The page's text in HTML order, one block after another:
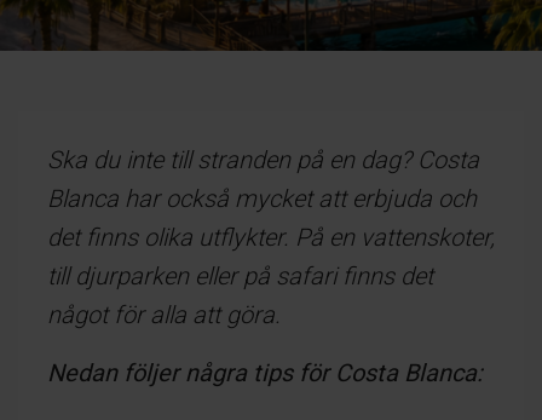
Ska du inte till stranden på en dag? Costa
Blanca har också mycket att erbjuda och
det finns olika utflykter. På en vattenskoter,
till djurparken eller på safari finns det
något för alla att göra.
Nedan följer några tips för Costa Blanca: